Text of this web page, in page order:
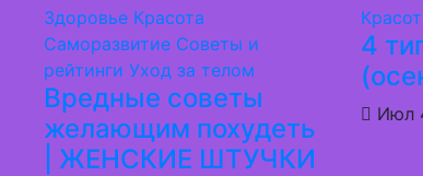
Здоровье Красота
Саморазвитие Советы и
рейтингиУход за телом
Вредные советы
желающим похудеть
| ЖЕНСКИЕ ШТУЧКИ
4
Июл